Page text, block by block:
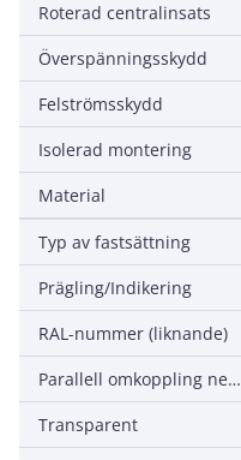
Roterad centralinsats
Överspänningsskydd
Felströmsskydd
Isolerad montering
Material
Typ av fastsättning
Prägling/Indikering
RAL-nummer (liknande)
Parallell omkoppling neutralledare
Transparent